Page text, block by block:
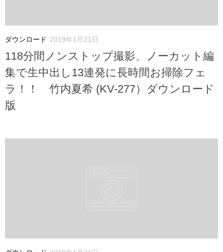
ダウンロード 2019年1月21日
118分間ノンストップ撮影、ノーカット編
集で生中出し13連発に長時間お掃除フェ
ラ！！ 竹内夏希 (KV-277）ダウンロード
版